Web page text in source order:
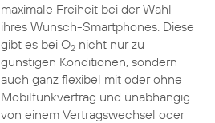
maximale Freiheit bei der Wahl
ihres Wunsch-Smartphones. Diese
gibt es bei O2nicht nur zu
günstigen Konditionen, sondern
auch ganz flexibel mit oder ohne
Mobilfunkvertrag und unabhängig
von einem Vertragswechsel oder